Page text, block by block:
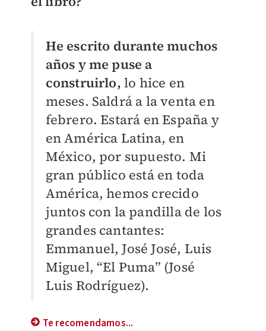
He escrito durante muchos
años y me puse a
construirlo,lo hice en
meses. Saldrá a la venta en
febrero. Estará en España y
en América Latina, en
México, por supuesto. Mi
gran público está en toda
América, hemos crecido
juntos con la pandilla de los
grandes cantantes:
Emmanuel, José José, Luis
Miguel, “El Puma” (José
Luis Rodríguez).
Te recomendamos...